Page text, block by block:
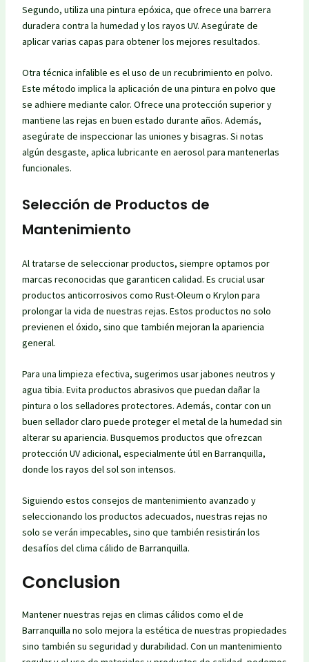
Segundo, utiliza una pintura epóxica, que ofrece una barrera
duradera contra la humedad y los rayos UV. Asegúrate de
aplicar varias capas para obtener los mejores resultados.
Otra técnica infalible es el uso de un recubrimiento en polvo.
Este método implica la aplicación de una pintura en polvo que
se adhiere mediante calor. Ofrece una protección superior y
mantiene las rejas en buen estado durante años. Además,
asegúrate de inspeccionar las uniones y bisagras. Si notas
algún desgaste, aplica lubricante en aerosol para mantenerlas
funcionales.
Selección de Productos de
Mantenimiento
Al tratarse de seleccionar productos, siempre optamos por
marcas reconocidas que garanticen calidad. Es crucial usar
productos anticorrosivos como Rust-Oleum o Krylon para
prolongar la vida de nuestras rejas. Estos productos no solo
previenen el óxido, sino que también mejoran la apariencia
general.
Para una limpieza efectiva, sugerimos usar jabones neutros y
agua tibia. Evita productos abrasivos que puedan dañar la
pintura o los selladores protectores. Además, contar con un
buen sellador claro puede proteger el metal de la humedad sin
alterar su apariencia. Busquemos productos que ofrezcan
protección UV adicional, especialmente útil en Barranquilla,
donde los rayos del sol son intensos.
Siguiendo estos consejos de mantenimiento avanzado y
seleccionando los productos adecuados, nuestras rejas no
solo se verán impecables, sino que también resistirán los
desafíos del clima cálido de Barranquilla.
Conclusion
Mantener nuestras rejas en climas cálidos como el de
Barranquilla no solo mejora la estética de nuestras propiedades
sino también su seguridad y durabilidad. Con un mantenimiento